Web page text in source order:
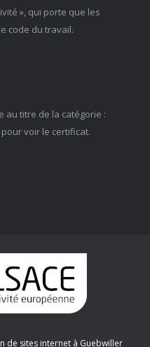
», qui porte que les
code du travail.
au titre de la catégorie :
pour voir le certificat.
de sites internet à Guebwiller